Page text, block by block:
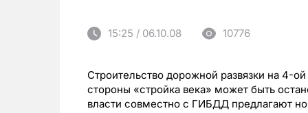
15:25 / 06.10.08 10776
Строительство дорожной развязки на 4-
стороны «стройка века» может быть
власти совместно с ГИБДД предлагают